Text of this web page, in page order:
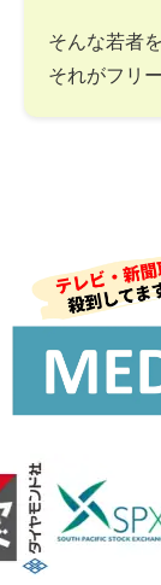
そんな若者
それがフリ